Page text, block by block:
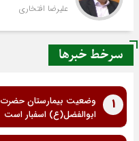
علیرضا افتخاری
سرخط خبرها
1
وضعیت بیمارستان حضرت
ابوالفضل(ع) اسفبار است